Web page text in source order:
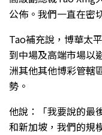
公佈。我們一直在密
Tao補充說，博華太
到中場及高端市場以
洲其他其他博彩管轄
勢。
他說：「我要說的最
和新加坡，我們的規